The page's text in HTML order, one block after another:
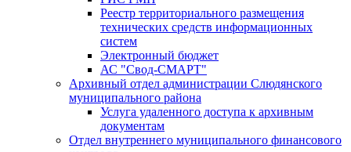
Реестр территориального размещения
технических средств информационных
систем
Электронный бюджет
АС "Свод-СМАРТ"
Архивный отдел администрации Слюдянского
муниципального района
Услуга удаленного доступа к архивным
документам
Отдел внутреннего муниципального финансового